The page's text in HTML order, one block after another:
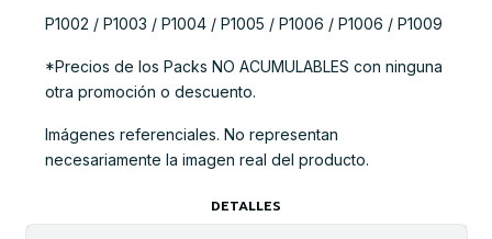
P1002 / P1003 / P1004 / P1005 / P1006 / P1006 / P1009
*Precios de los Packs NO ACUMULABLES con ninguna
otra promoción o descuento.
Imágenes referenciales. No representan
necesariamente la imagen real del producto.
DETALLES